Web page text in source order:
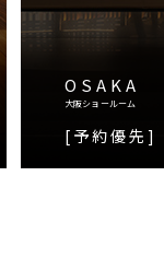
OSAKA
大阪ショールーム
[予約優先]